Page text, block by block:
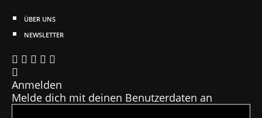
ÜBER UNS
NEWSLETTER
Anmelden
Melde dich mit deinen Benutzerdaten an